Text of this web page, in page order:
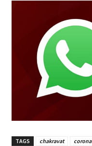
TAGS chakravat corona